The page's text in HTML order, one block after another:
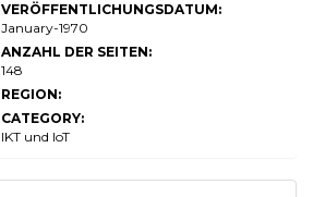
VERÖFFENTLICHUNGSDATUM:
January-1970
ANZAHL DER SEITEN:
148
REGION:
CATEGORY:
IKT und IoT